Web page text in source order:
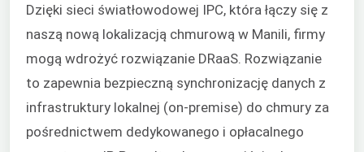
Dzięki sieci światłowodowej IPC, która łączy się z
naszą nową lokalizacją chmurową w Manili, firmy
mogą wdrożyć rozwiązanie DRaaS. Rozwiązanie
to zapewnia bezpieczną synchronizację danych z
infrastruktury lokalnej (on-premise) do chmury za
pośrednictwem dedykowanego i opłacalnego